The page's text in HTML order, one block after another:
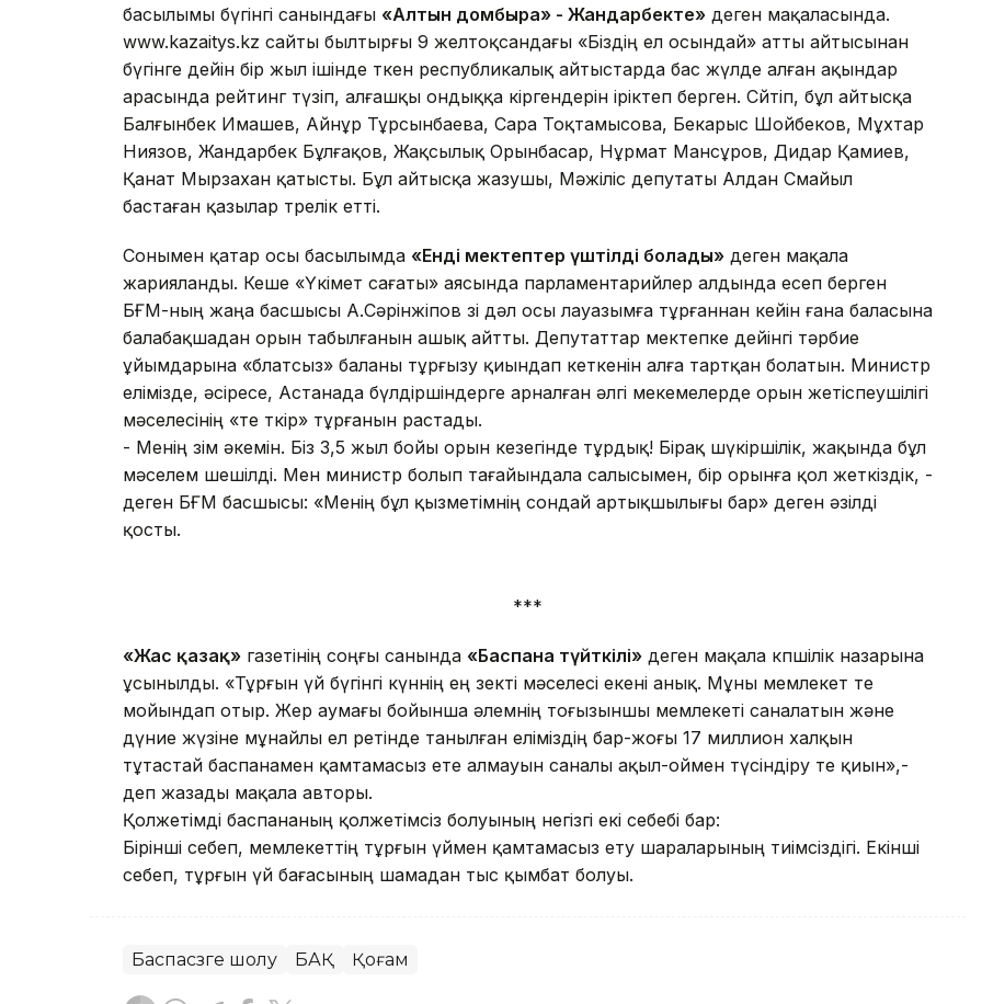
басылымы бүгінгі санындағы «Алтын домбыра» - Жандарбекте» деген мақаласында.
www.kazaitys.kz сайты былтырғы 9 желтоқсандағы «Біздің ел осындай» атты айтысынан
бүгінге дейін бір жыл ішінде өткен республикалық айтыстарда бас жүлде алған ақындар
арасында рейтинг түзіп, алғашқы ондыққа кіргендерін іріктеп берген. Сөйтіп, бұл айтысқа
Балғынбек Имашев, Айнұр Тұрсынбаева, Сара Тоқтамысова, Бекарыс Шойбеков, Мұхтар
Ниязов, Жандарбек Бұлғақов, Жақсылық Орынбасар, Нұрмат Мансұров, Дидар Қамиев,
Қанат Мырзахан қатысты. Бұл айтысқа жазушы, Мәжіліс депутаты Алдан Смайыл
бастаған қазылар төрелік етті.
Сонымен қатар осы басылымда «Енді мектептер үштілді болады» деген мақала
жарияланды. Кеше «Үкімет сағаты» аясында парламентарийлер алдында есеп берген
БҒМ-ның жаңа басшысы А.Сәрінжіпов өзі дәл осы лауазымға тұрғаннан кейін ғана баласына
балабақшадан орын табылғанын ашық айтты. Депутаттар мектепке дейінгі тәрбие
ұйымдарына «блатсыз» баланы тұрғызу қиындап кеткенін алға тартқан болатын. Министр
елімізде, әсіресе, Астанада бүлдіршіндерге арналған әлгі мекемелерде орын жетіспеушілігі
мәселесінің «өте өткір» тұрғанын растады.
- Менің өзім әкемін. Біз 3,5 жыл бойы орын кезегінде тұрдық! Бірақ шүкіршілік, жақында бұл
мәселем шешілді. Мен министр болып тағайындала салысымен, бір орынға қол жеткіздік, -
деген БҒМ басшысы: «Менің бұл қызметімнің сондай артықшылығы бар» деген әзілді
қосты.
***
«Жас қазақ» газетінің соңғы санында «Баспана түйткілі» деген мақала көпшілік назарына
ұсынылды. «Тұрғын үй бүгінгі күннің ең өзекті мәселесі екені анық. Мұны мемлекет те
мойындап отыр. Жер аумағы бойынша әлемнің тоғызыншы мемлекеті саналатын және
дүние жүзіне мұнайлы ел ретінде танылған еліміздің бар-жоғы 17 миллион халқын
тұтастай баспанамен қамтамасыз ете алмауын саналы ақыл-оймен түсіндіру өте қиын»,-
деп жазады мақала авторы.
Қолжетімді баспананың қолжетімсіз болуының негізгі екі себебі бар:
Бірінші себеп, мемлекеттің тұрғын үймен қамтамасыз ету шараларының тиімсіздігі. Екінші
себеп, тұрғын үй бағасының шамадан тыс қымбат болуы.
Баспасөзге шолу БАҚ Қоғам